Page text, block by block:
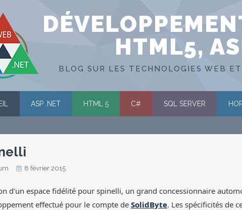
HTML5,
BLOG SUR LES TECHNOLOGIES WEB
ASP .NET HTML 5 C# SQL SERVER
8 février 2015
d'un espace fidélité pour spinelli, un grand concessionnaire
effectué pour le compte de SolidByte. Les spécificités de